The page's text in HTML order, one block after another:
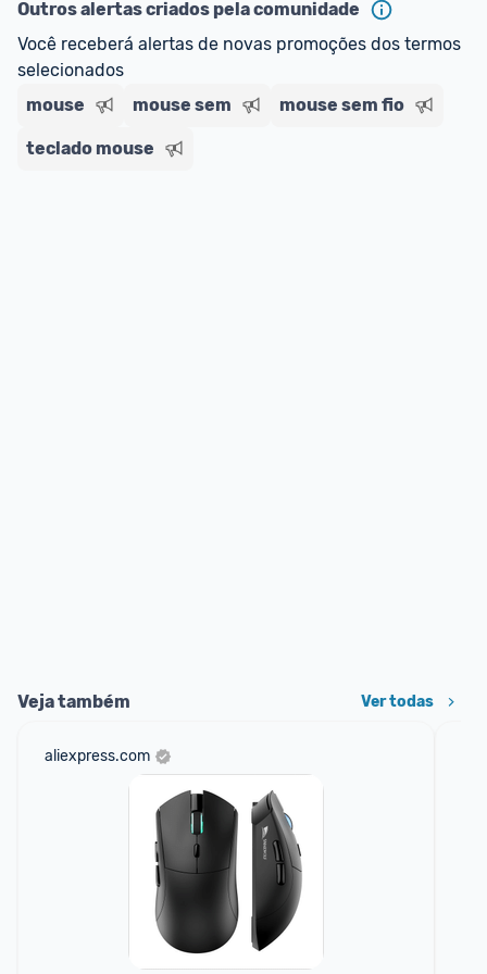
Outros alertas criados pela comunidade
Você receberá alertas de novas promoções dos termos
selecionados
mouse
mouse sem mouse sem fio
teclado mouse
Veja também Ver todas
aliexpress.com